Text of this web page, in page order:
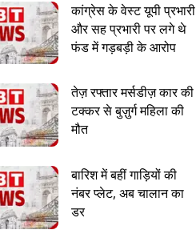
कांग्रेस के वेस्ट यूपी प्रभारी
और सह प्रभारी पर लगे थे
फंड में गड़बड़ी के आरोप
तेज़ रफ्तार मर्सडीज़ कार की
टक्कर से बुज़ुर्ग महिला की
मौत
बारिश में बहीं गाड़ियों की
नंबर प्लेट, अब चालान का
डर